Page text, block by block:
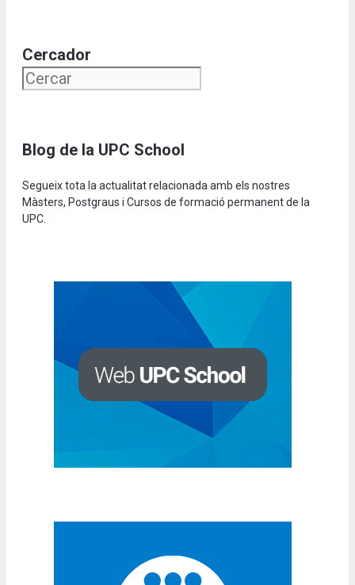
Cercador
Blog de la UPC School
Segueix tota la actualitat relacionada amb els nostres
Màsters, Postgraus i Cursos de formació permanent de la
UPC.